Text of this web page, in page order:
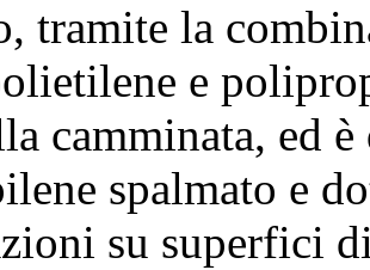
tramite la
e
camminata, ed
spalmato e
su superfici